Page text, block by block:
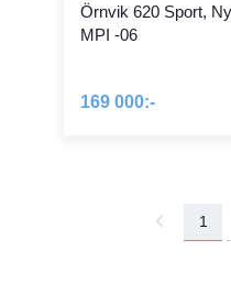
Örnvik 620 Sport,
MPI -06
169 000:-
1